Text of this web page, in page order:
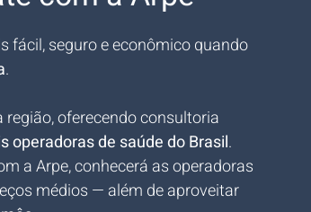
fácil, seguro e econômico quando
.
oferecendo consultoria
operadoras de saúde do Brasil.
a Arpe, conhecerá as operadoras
médios — além de aproveitar